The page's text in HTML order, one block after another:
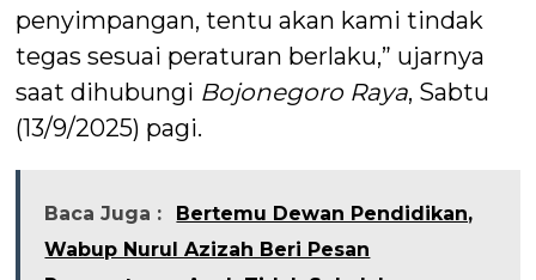
penyimpangan, tentu akan kami tindak
tegas sesuai peraturan berlaku,” ujarnya
saat dihubungi Bojonegoro Raya, Sabtu
(13/9/2025) pagi.
Baca Juga :
Bertemu Dewan Pendidikan,
Wabup Nurul Azizah Beri Pesan